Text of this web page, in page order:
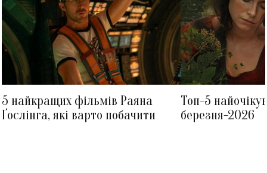
5 найкращих фільмів Раяна
Ґослінга, які варто побачити
Топ-5
березня-2026